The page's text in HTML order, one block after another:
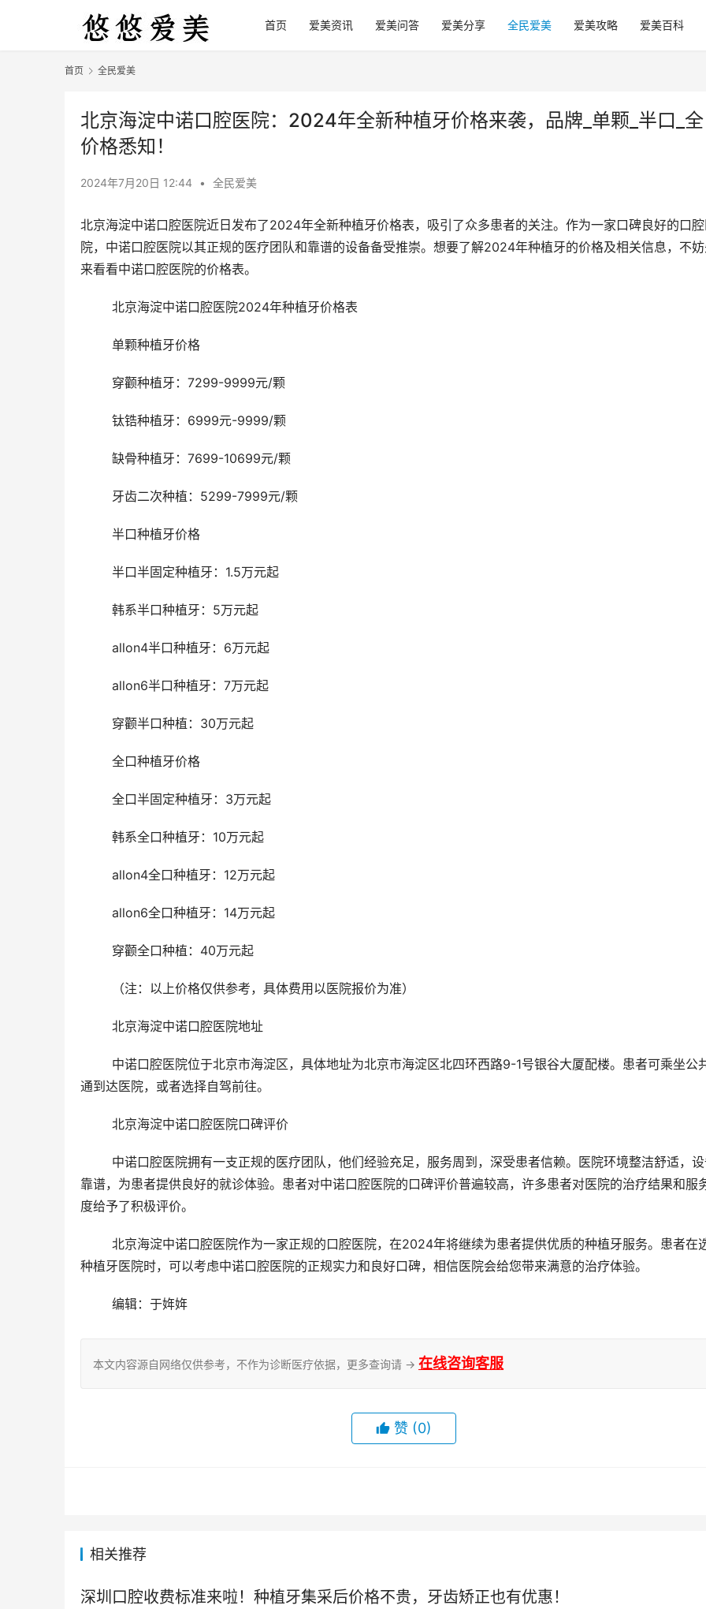
首页 爱美资讯 爱美问答 爱美分享 全民爱美 爱美攻略 爱美百科
首页 全民爱美
北京海淀中诺口腔医院：2024年全新种植牙价格来袭，品牌_单颗_半口_
价格悉知！
2024年7月20日 12:44 • 全民爱美
北京海淀中诺口腔医院近日发布了2024年全新种植牙价格表，吸引了众多患者的关注。作为一家口碑良好的口
院，中诺口腔医院以其正规的医疗团队和靠谱的设备备受推崇。想要了解2024年种植牙的价格及相关信息，不
来看看中诺口腔医院的价格表。
	北京海淀中诺口腔医院2024年种植牙价格表
	单颗种植牙价格
	穿颧种植牙：7299-9999元/颗
	钛锆种植牙：6999元-9999/颗
	缺骨种植牙：7699-10699元/颗
	牙齿二次种植：5299-7999元/颗
	半口种植牙价格
	半口半固定种植牙：1.5万元起
	韩系半口种植牙：5万元起
	allon4半口种植牙：6万元起
	allon6半口种植牙：7万元起
	穿颧半口种植：30万元起
	全口种植牙价格
	全口半固定种植牙：3万元起
	韩系全口种植牙：10万元起
	allon4全口种植牙：12万元起
	allon6全口种植牙：14万元起
	穿颧全口种植：40万元起
	（注：以上价格仅供参考，具体费用以医院报价为准）
	北京海淀中诺口腔医院地址
通到达医院，或者选择自驾前往。
	北京海淀中诺口腔医院口碑评价
靠谱，为患者提供良好的就诊体验。患者对中诺口腔医院的口碑评价普遍较高，许多患者对医院的治疗结果和服
度给予了积极评价。
种植牙医院时，可以考虑中诺口腔医院的正规实力和良好口碑，相信医院会给您带来满意的治疗体验。
	编辑：于姩姩
本文内容源自网络仅供参考，不作为诊断医疗依据，更多查询请 → 在线咨询客服
赞 (0)
相关推荐
深圳口腔收费标准来啦！种植牙集采后价格不贵，牙齿矫正也有优惠！